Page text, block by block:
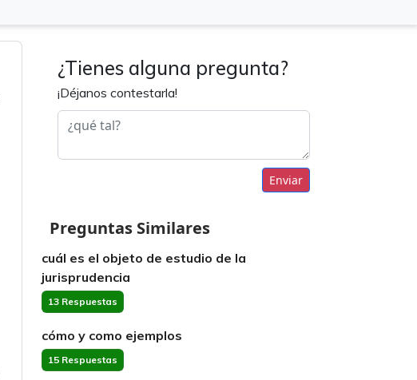
¿Tienes alguna pregunta?
¡Déjanos contestarla!
Enviar
Preguntas Similares
cuál es el objeto de estudio de la
jurisprudencia
13 Respuestas
cómo y como ejemplos
15 Respuestas